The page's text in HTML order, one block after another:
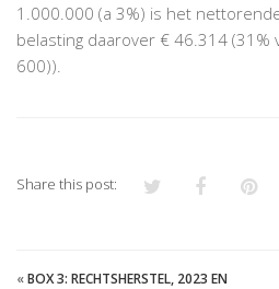
1.000.000 (a 3%) is het
belasting daarover € 46.314 (31%
600)).
Share this post:
«BOX 3: RECHTSHERSTEL, 2023 EN